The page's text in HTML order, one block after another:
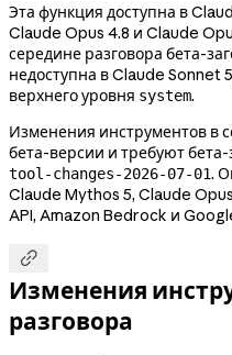
Эта функция доступна в
Claude Opus 4.8 и Claude
середине разговора бета-
недоступна в Claude Sonnet
верхнего уровня system.
Изменения инструментов в
бета-версии и требуют бета-
tool-changes-2026-07-01.
Claude Mythos 5, Claude
API, Amazon Bedrock и

Изменения
разговора